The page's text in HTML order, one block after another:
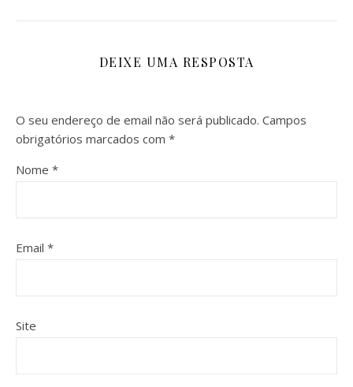
DEIXE UMA RESPOSTA
O seu endereço de email não será publicado. Campos
obrigatórios marcados com *
Nome *
Email *
Site